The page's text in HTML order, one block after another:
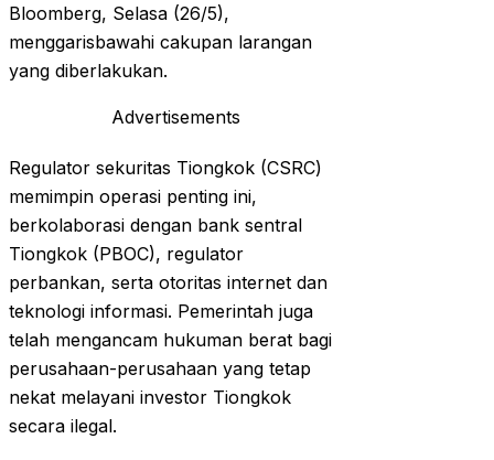
Bloomberg, Selasa (26/5),
menggarisbawahi cakupan larangan
yang diberlakukan.
Advertisements
Regulator sekuritas Tiongkok (CSRC)
memimpin operasi penting ini,
berkolaborasi dengan bank sentral
Tiongkok (PBOC), regulator
perbankan, serta otoritas internet dan
teknologi informasi. Pemerintah juga
telah mengancam hukuman berat bagi
perusahaan-perusahaan yang tetap
nekat melayani investor Tiongkok
secara ilegal.